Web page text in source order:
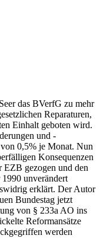
das BVerfG zu mehr
Reparaturen,
Einhalt geboten wird.
und -
0,5% je Monat. Nun
Konsequenzen
gezogen und den
unverändert
erklärt. Der Autor
Bundestag jetzt
von § 233a AO ins
Reformansätze
werden